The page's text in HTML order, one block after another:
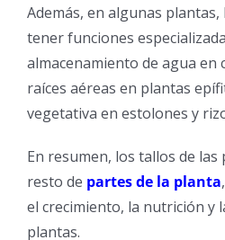
Además, en algunas
tener funciones
almacenamiento de agua en
raíces aéreas en plantas
vegetativa en estolones y
En resumen, los tallos de
resto de partes de la planta
el crecimiento, la nutrición y
plantas.